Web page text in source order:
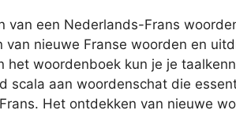
van een Nederlands-Frans
van nieuwe Franse woorden en
het woordenboek kun je je
scala aan woordenschat die
Het ontdekken van nieuwe